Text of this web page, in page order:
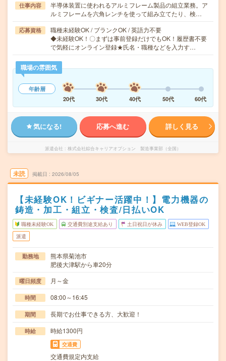
仕事内容
半導体装置に使われるアルミフレーム製品の組立業務。ア
ルミフレームを六角レンチを使って組み立てたり、検…
応募資格
職種未経験OK / ブランクOK / 英語力不要
◆未経験OK！〇まずは事前登録だけでもOK！履歴書不要
で気軽にオンライン登録★氏名・職種などを入力す…
職場の雰囲気
年齢層
20代
30代 40代 50代 60代
気になる! 応募へ進む 詳しく見る
派遣会社 株式会社綜合キャリアオプション 製造事業部（全国）
未読 掲載日 2026/08/05
【未経験OK！ビギナー活躍中！】電力機器の
鋳造・加工・組立・検査/日払いOK
職種未経験OK 交通費別途支給あり 土日祝日が休み WEB登録OK
派遣
勤務地
熊本県菊池市
肥後大津駅から車20分
曜日頻度 月～金
時間 08:00～16:45
期間 長期でお仕事できる方、大歓迎！
時給 時給1300円
交通費
交通費規定内支給